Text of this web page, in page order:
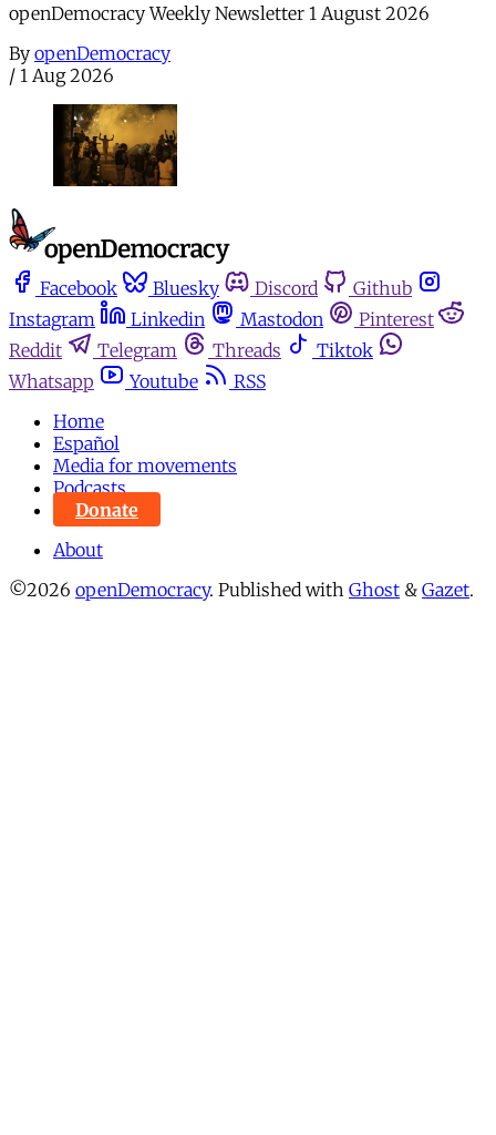
openDemocracy Weekly Newsletter 1 August 2026
By openDemocracy
/ 1 Aug 2026
Facebook Bluesky Discord
Github
Instagram
Linkedin Mastodon
Pinterest
Reddit
Telegram Threads
Tiktok
Whatsapp
Youtube
RSS
Home
Español
Media for movements
Podcasts
Donate
About
©2026 openDemocracy. Published with Ghost & Gazet.